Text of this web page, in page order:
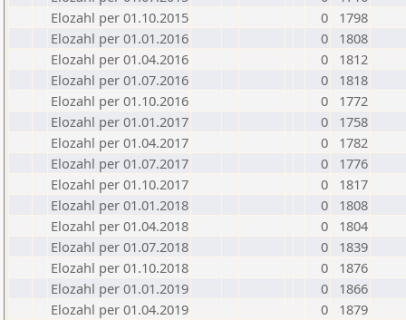
Elozahl per 01.10.2015
0
1798
Elozahl per 01.01.2016
0
1808
Elozahl per 01.04.2016
0
1812
Elozahl per 01.07.2016
0
1818
Elozahl per 01.10.2016
0
1772
Elozahl per 01.01.2017
0
1758
Elozahl per 01.04.2017
0
1782
Elozahl per 01.07.2017
0
1776
Elozahl per 01.10.2017
0
1817
Elozahl per 01.01.2018
0
1808
Elozahl per 01.04.2018
0
1804
Elozahl per 01.07.2018
0
1839
Elozahl per 01.10.2018
0
1876
Elozahl per 01.01.2019
0
1866
Elozahl per 01.04.2019
0
1879